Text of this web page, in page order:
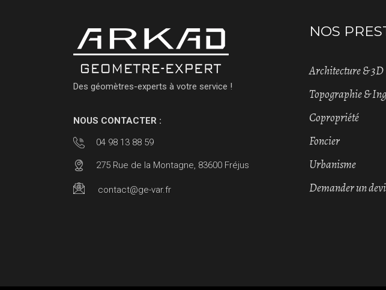
Des géomètres-experts à votre service !
NOUS CONTACTER :
04 98 13 88 59
275 Rue de la Montagne, 83600 Fréjus
contact@ge-var.fr
NOS
Architecture & 3D
Topographie &
Copropriété
Foncier
Urbanisme
Demander un